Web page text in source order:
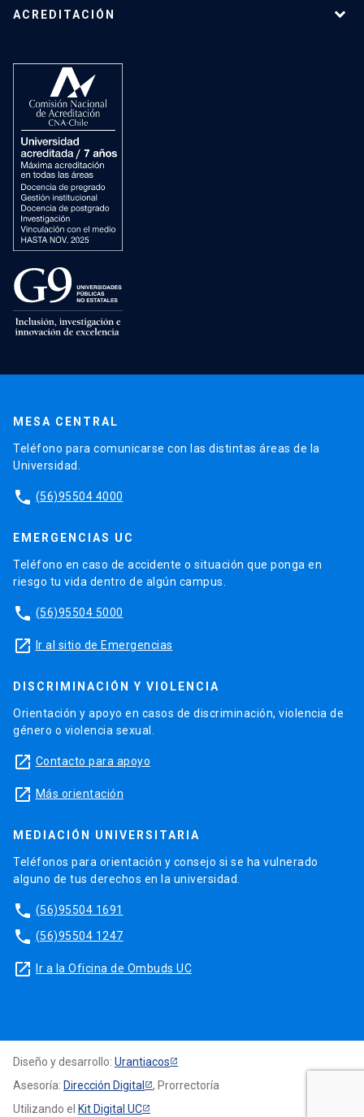
ACREDITACIÓN
MESA CENTRAL
Teléfono para comunicarse con las distintas áreas de la
Universidad.
phone (56)95504 4000
EMERGENCIAS UC
Teléfono en caso de accidente o situación que ponga en
riesgo tu vida dentro de algún campus.
phone (56)95504 5000
launch Ir al sitio de Emergencias
DISCRIMINACIÓN Y VIOLENCIA
Orientación y apoyo en casos de discriminación, violencia de
género o violencia sexual.
launch Contacto para apoyo
launch Más orientación
MEDIACIÓN UNIVERSITARIA
Teléfonos para orientación y consejo si se ha vulnerado
alguno de tus derechos en la universidad.
phone (56)95504 1691
phone (56)95504 1247
launch Ir a la Oficina de Ombuds UC
Diseño y desarrollo: Urantiacos
Asesoría: Dirección Digital
, Prorrectoría
Utilizando el Kit Digital UC